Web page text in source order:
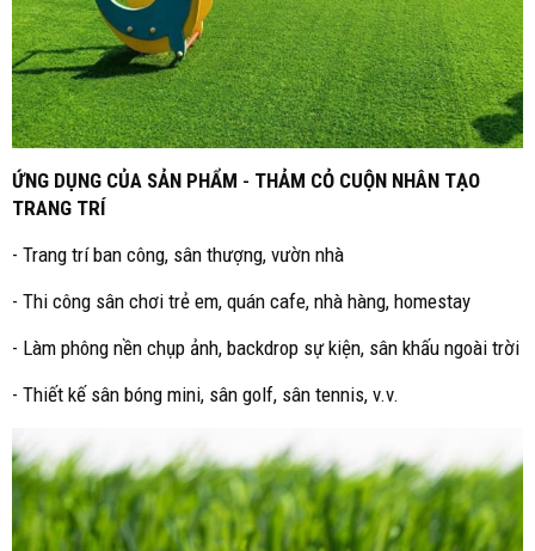
ỨNG DỤNG CỦA SẢN PHẨM - THẢM CỎ CUỘN NHÂN TẠO
TRANG TRÍ
- Trang trí ban công, sân thượng, vườn nhà
- Thi công sân chơi trẻ em, quán cafe, nhà hàng, homestay
- Làm phông nền chụp ảnh, backdrop sự kiện, sân khấu ngoài trời
- Thiết kế sân bóng mini, sân golf, sân tennis, v.v.